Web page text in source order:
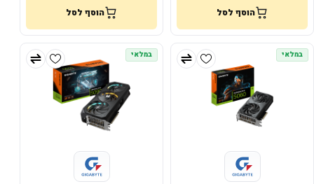
הוסף לסל הוסף לסל
במלאי במלאי